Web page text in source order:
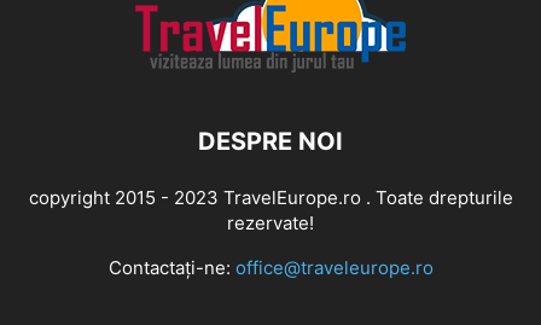
DESPRE NOI
copyright 2015 - 2023 TravelEurope.ro . Toate drepturile
rezervate!
Contactați-ne: office@traveleurope.ro